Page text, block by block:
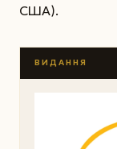
США).
ВИДАННЯ